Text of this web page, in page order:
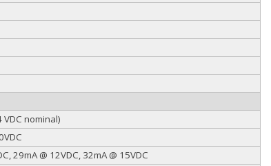
VDC nominal)
29mA @ 12VDC, 32mA @ 15VDC